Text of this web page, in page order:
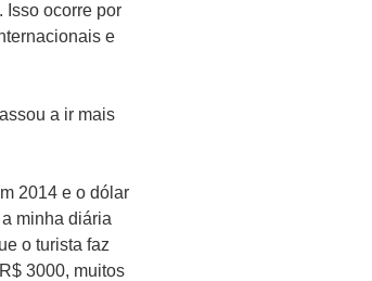
Isso ocorre por
e
a ir mais
2014 e o dólar
minha diária
o turista faz
3000, muitos